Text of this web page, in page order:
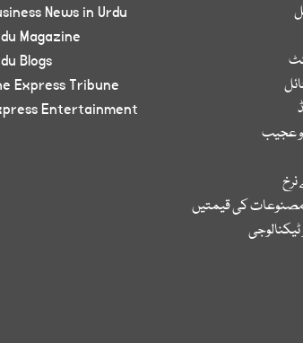
عجیب
مصنوعات کی قیمتیں
News in Urdu
Magazine
Blogs
Express Tribune
Entertainment